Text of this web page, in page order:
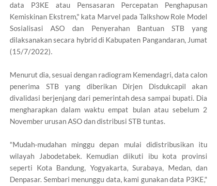
data P3KE atau Pensasaran Percepatan Penghapusan
Kemiskinan Ekstrem," kata Marvel pada Talkshow Role Model
Sosialisasi ASO dan Penyerahan Bantuan STB yang
dilaksanakan secara hybrid di Kabupaten Pangandaran, Jumat
(15/7/2022).
Menurut dia, sesuai dengan radiogram Kemendagri, data calon
penerima STB yang diberikan Dirjen Disdukcapil akan
divalidasi berjenjang dari pemerintah desa sampai bupati. Dia
mengharapkan dalam waktu empat bulan atau sebelum 2
November urusan ASO dan distribusi STB tuntas.
"Mudah-mudahan minggu depan mulai didistribusikan itu
wilayah Jabodetabek. Kemudian diikuti ibu kota provinsi
seperti Kota Bandung, Yogyakarta, Surabaya, Medan, dan
Denpasar. Sembari menunggu data, kami gunakan data P3KE,"